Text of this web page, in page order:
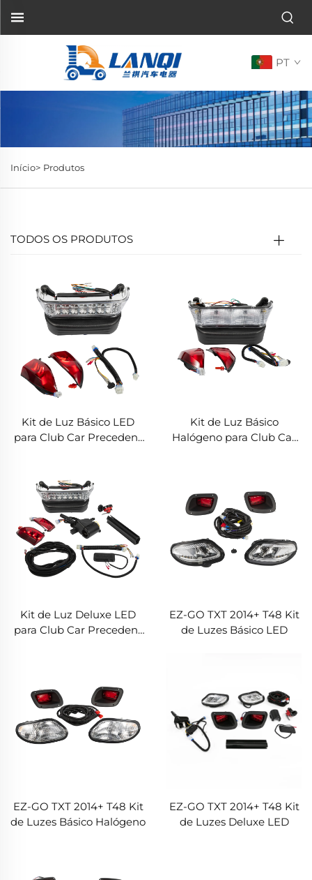
PT
Início> Produtos
TODOS OS PRODUTOS
Kit de Luz Básico LED
para Club Car Precedent
Kit de Luz Básico
Halógeno para Club Car
Kit de Luz Deluxe LED
para Club Car Precedent
EZ-GO TXT 2014+ T48 Kit
de Luzes Básico LED
EZ-GO TXT 2014+ T48 Kit
de Luzes Básico Halógeno
EZ-GO TXT 2014+ T48 Kit
de Luzes Deluxe LED